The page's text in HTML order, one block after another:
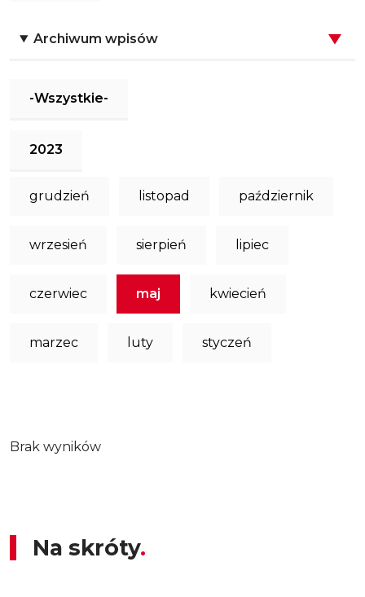
Archiwum wpisów
-Wszystkie-
2023
grudzień listopad październik
wrzesień sierpień lipiec
czerwiec maj kwiecień
marzec luty styczeń
Brak wyników
Na skróty